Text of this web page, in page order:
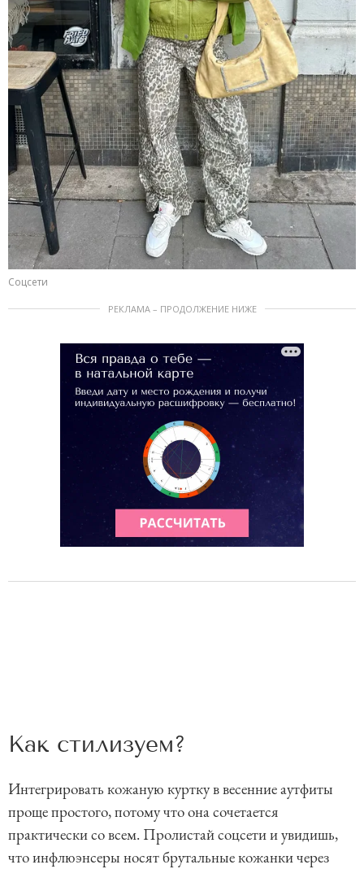
Соцсети
РЕКЛАМА – ПРОДОЛЖЕНИЕ НИЖЕ
Как стилизуем?
Интегрировать кожаную куртку в весенние аутфиты
проще простого, потому что она сочетается
практически со всем. Пролистай соцсети и увидишь,
что инфлюэнсеры носят брутальные кожанки через